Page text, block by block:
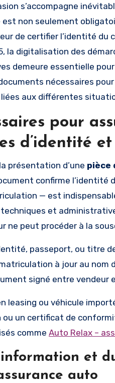
s’accompagne
non seulement
de certifier l’identité du
la digitalisation des
demeure essentielle
nécessaires
aux différentes
pour
d’identité
présentation d’une pièce
confirme
— est
et
ne peut procéder à la
passeport, ou titre
à jour au nom
signé entre
leasing ou véhicule
un certificat de
comme Auto Relax –
et
auto